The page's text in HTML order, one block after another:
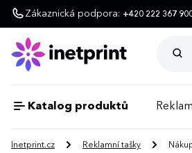
Zákaznická podpora: +420 222 367
Katalog produktů
Inetprint.cz Reklamní tašky